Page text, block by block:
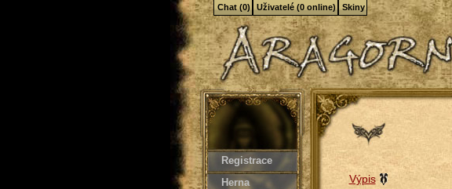
Registrace
Herna
Výpis
Chat (0) Uživatelé (0 online) Skiny